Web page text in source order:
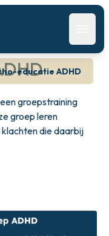
educatie ADHD
groepstraining
groep leren
die daarbij